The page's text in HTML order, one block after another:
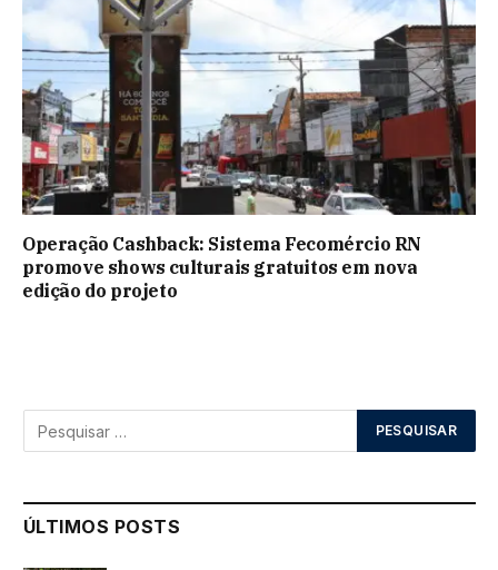
Operação Cashback: Sistema Fecomércio RN
promove shows culturais gratuitos em nova
edição do projeto
ÚLTIMOS POSTS